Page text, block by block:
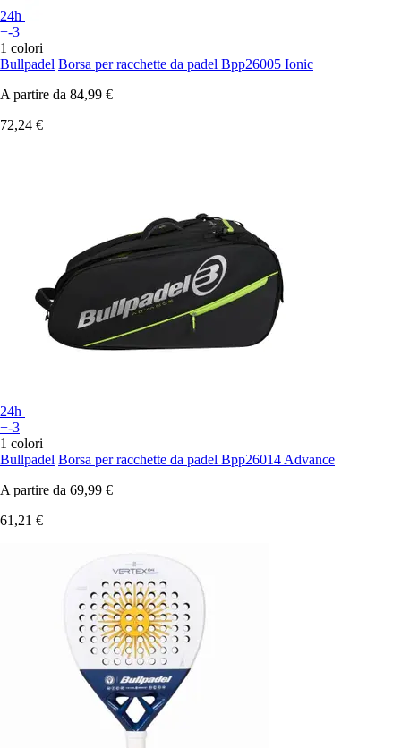
24h
+-3
1 colori
Bullpadel Borsa per racchette da padel Bpp26005 Ionic
A partire da 84,99 €
72,24 €
24h
+-3
1 colori
Bullpadel Borsa per racchette da padel Bpp26014 Advance
A partire da 69,99 €
61,21 €